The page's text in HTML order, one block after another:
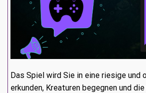
Das Spiel wird Sie in eine riesige
erkunden, Kreaturen begegnen und